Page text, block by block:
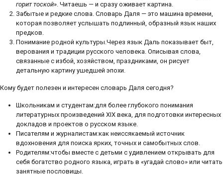
горит тоской». Читаешь — и сразу оживает картина.
Забытые и редкие слова. Словарь Даля — это машина времени,
которая позволяет услышать подлинный, образный язык наших
предков.
Понимание родной культуры.Через язык Даль показывает быт,
верования и традиции русского человека. Описывая слова,
связанные с избой, хозяйством, праздниками, он рисует
детальную картину ушедшей эпохи.
Кому будет полезен и интересен словарь Даля сегодня?
Школьникам и студентам:для более глубокого понимания
литературных произведений XIX века, для подготовки интересных
докладов и проектов о русском языке.
Писателям и журналистам:как неиссякаемый источник
вдохновения для поиска ярких, точных и самобытных слов.
Родителям:чтобы вместе с детьми с удивлением открывать для
себя богатство родного языка, играть в «угадай слово» или читать
занятные пословицы.